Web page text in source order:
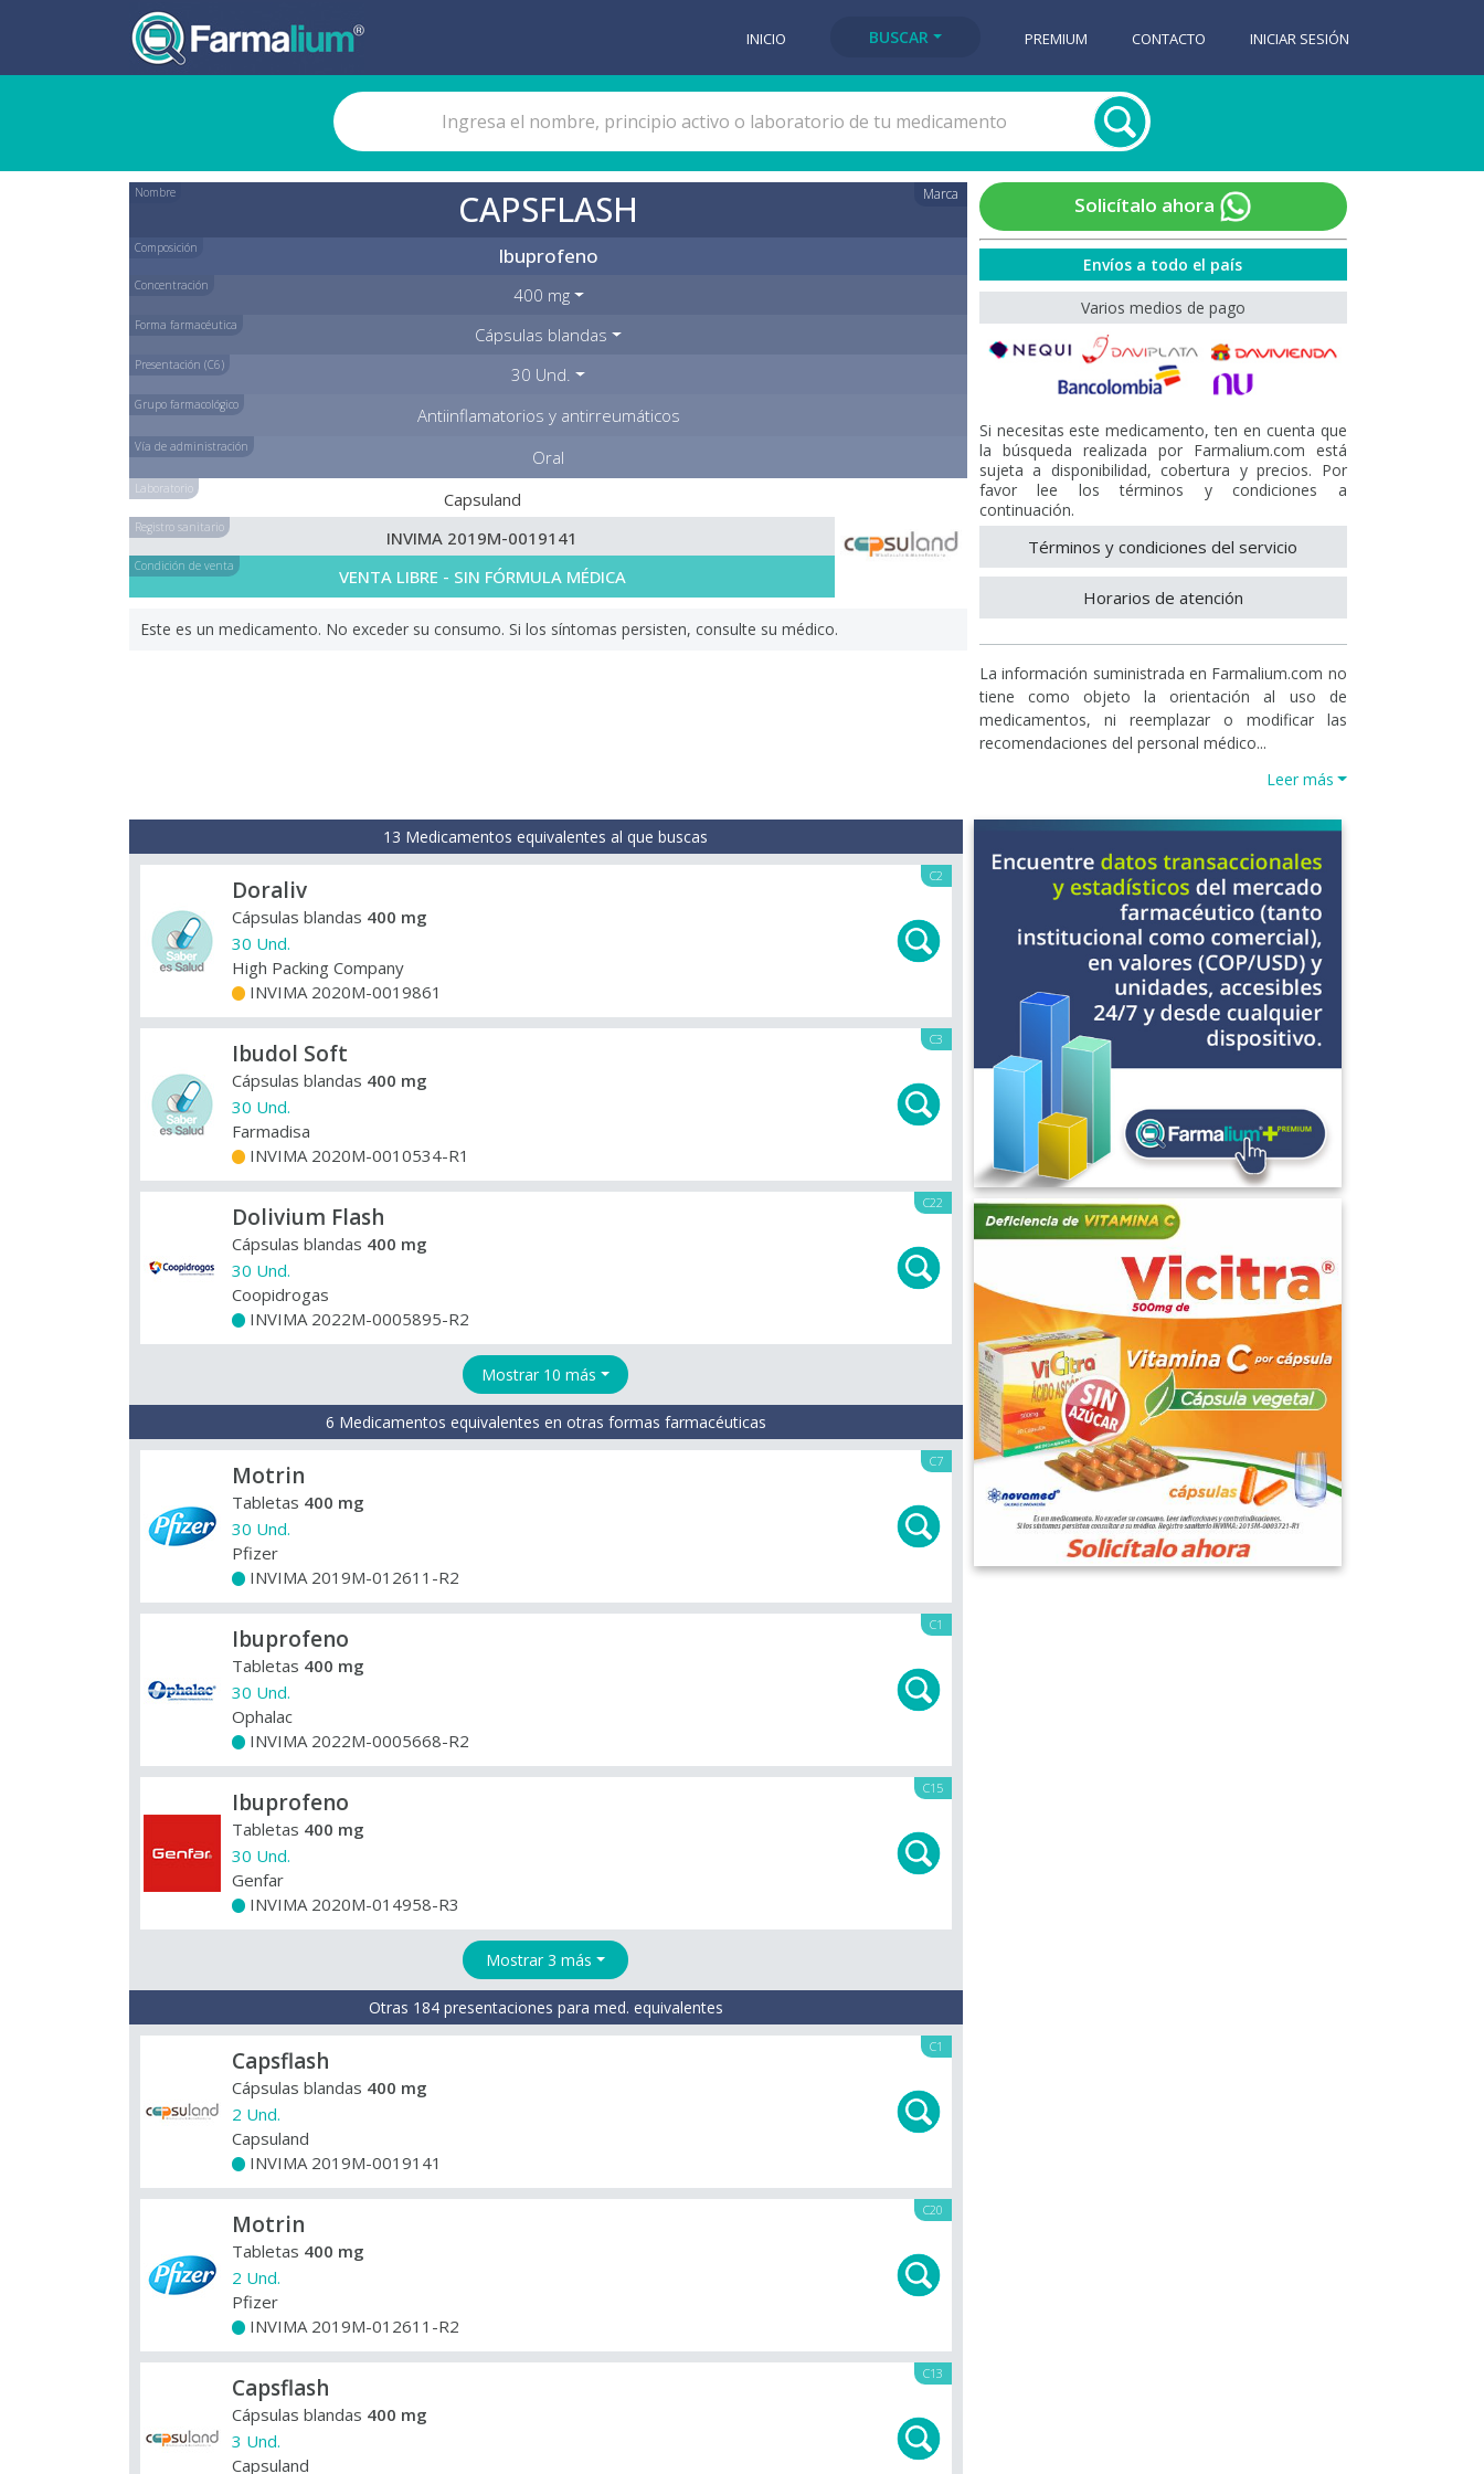
INICIO BUSCAR PREMIUM CONTACTO INICIAR SESIÓN
Nombre Marca
CAPSFLASH
Composición Ibuprofeno
Concentración 400 mg
Forma farmacéutica Cápsulas blandas
Presentación (C6) 30 Und.
Grupo farmacológico Antiinflamatorios y antirreumáticos
Vía de administración Oral
Laboratorio Capsuland
Registro sanitario INVIMA 2019M-0019141
Condición de venta VENTA LIBRE - SIN FÓRMULA MÉDICA
Este es un medicamento. No exceder su consumo. Si los síntomas persisten, consulte su médico.
Solicítalo ahora
Envíos a todo el país
Varios medios de pago
Si necesitas este medicamento, ten en cuenta que
la búsqueda realizada por Farmalium.com está
sujeta a disponibilidad, cobertura y precios. Por
favor lee los términos y condiciones a
continuación.
Términos y condiciones del servicio
Horarios de atención
La información suministrada en Farmalium.com no
tiene como objeto la orientación al uso de
medicamentos, ni reemplazar o modificar las
recomendaciones del personal médico...
Leer más
13 Medicamentos equivalentes al que buscas
C2
Doraliv
Cápsulas blandas 400 mg
30 Und.
High Packing Company
INVIMA 2020M-0019861
C3
Ibudol Soft
Cápsulas blandas 400 mg
30 Und.
Farmadisa
INVIMA 2020M-0010534-R1
C22
Dolivium Flash
Cápsulas blandas 400 mg
30 Und.
Coopidrogas
INVIMA 2022M-0005895-R2
Mostrar 10 más
6 Medicamentos equivalentes en otras formas farmacéuticas
C7
Motrin
Tabletas 400 mg
30 Und.
Pfizer
INVIMA 2019M-012611-R2
C1
Ibuprofeno
Tabletas 400 mg
30 Und.
Ophalac
INVIMA 2022M-0005668-R2
C15
Ibuprofeno
Tabletas 400 mg
30 Und.
Genfar
INVIMA 2020M-014958-R3
Mostrar 3 más
Otras 184 presentaciones para med. equivalentes
C1
Capsflash
Cápsulas blandas 400 mg
2 Und.
Capsuland
INVIMA 2019M-0019141
C20
Motrin
Tabletas 400 mg
2 Und.
Pfizer
INVIMA 2019M-012611-R2
C13
Capsflash
Cápsulas blandas 400 mg
3 Und.
Capsuland